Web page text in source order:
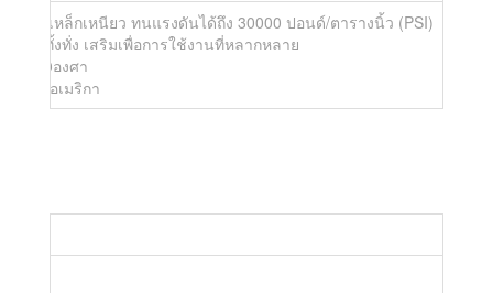
บเท่าเหล็กเหนียว ทนแรงดันได้ถึง 30000 ปอนด์/ตารางนิ้ว (PSI)
รวมทั้งทั่ง เสริมเพื่อการใช้งานที่หลากหลาย
ว 360องศา
สหรัฐอเมริกา